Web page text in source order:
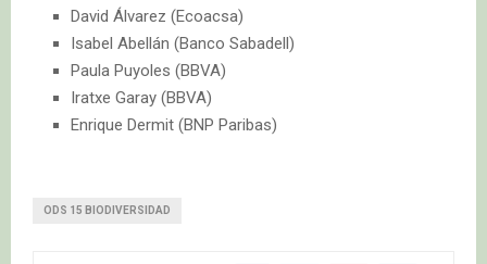
David Álvarez (Ecoacsa)
Isabel Abellán (Banco Sabadell)
Paula Puyoles (BBVA)
Iratxe Garay (BBVA)
Enrique Dermit (BNP Paribas)
ODS 15 BIODIVERSIDAD